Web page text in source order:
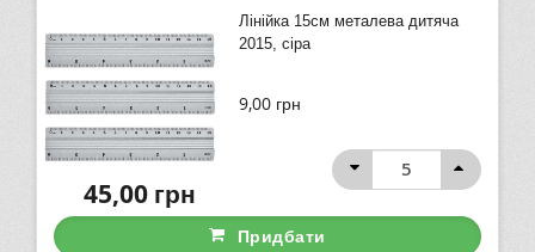
Лінійка 15см металева дитяча
2015, сіра
9,00 грн
45,00грн
Придбати